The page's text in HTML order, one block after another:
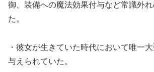
御、装備への魔法効果付与など常識外
た。
・彼女が生きていた時代において唯一
与えられていた。